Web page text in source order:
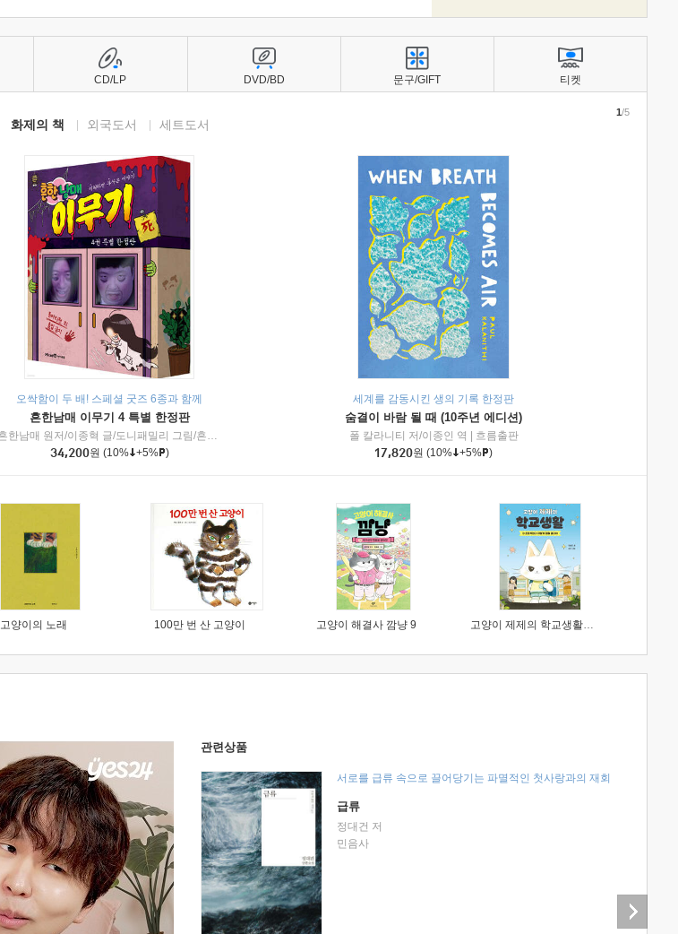
화제의 책 외국도서 세트도서
오싹함이 두 배! 스페셜 굿즈 6종과 함께
흔한남매 이무기 4 특별 한정판
흔한남매 원저/이종혁 글/도니패밀리 그림/흔한컴퍼니 감수
미래엔아이세움
34,200원 (10% +5% )
세계를 감동시킨 생의 기록 한정판
숨결이 바람 될 때 (10주년 에디션)
폴 칼라니티 저/이종인 역
흐름출판
17,820원 (10% +5% )
1/5
고양이의 노래 100만 번 산 고양이 고양이 해결사 깜냥 9 고양이 제제의 학교생활 1 : 초등학생이 이렇게 힘들 줄이야
CD/LP DVD/BD 문구/GIFT 티켓
관련상품
서로를 급류 속으로 끌어당기는 파멸적인 첫사랑과의 재회
급류
정대건 저
민음사